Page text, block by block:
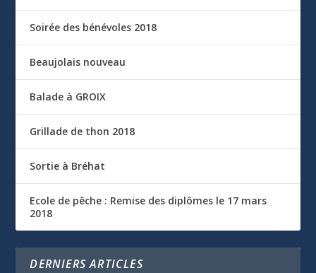
Soirée des bénévoles 2018
Beaujolais nouveau
Balade à GROIX
Grillade de thon 2018
Sortie à Bréhat
Ecole de pêche : Remise des diplômes le 17 mars
2018
DERNIERS ARTICLES